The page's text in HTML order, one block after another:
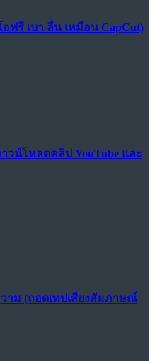
ฟรี เบา ลื่น เหมือน CapCut)
วน์โหลดคลิป YouTube และ
าม (ถอดเทปเสียงสัมภาษณ์